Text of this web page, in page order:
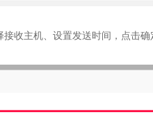
收主机、设置发送时间，点击确